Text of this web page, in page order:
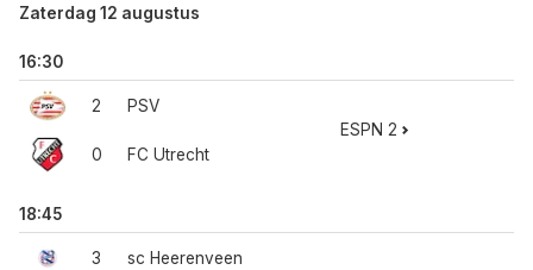
Zaterdag 12 augustus
16:30
2
0
PSV
FC Utrecht
ESPN 2
18:45
3 sc Heerenveen